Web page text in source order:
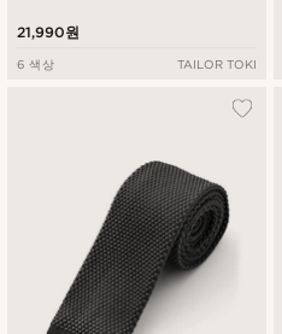
21,990원
6 색상 TAILOR TOKI